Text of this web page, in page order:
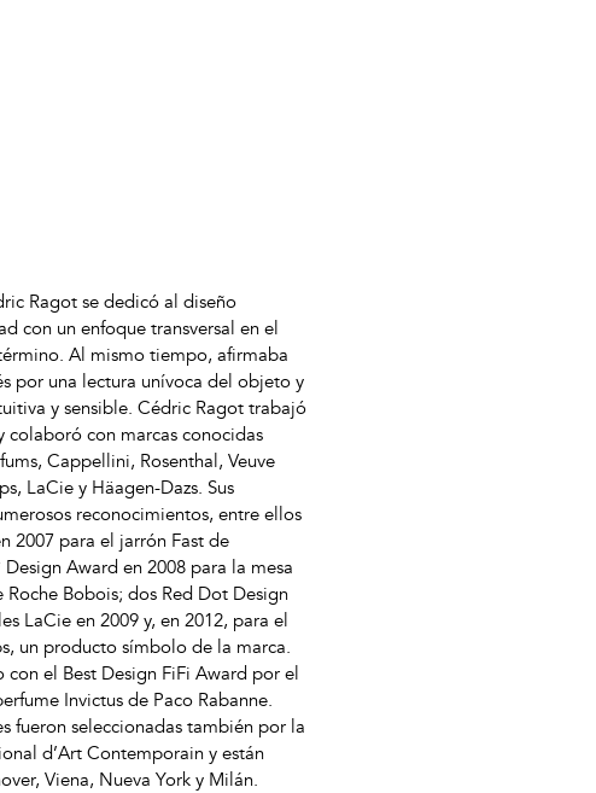
Ragot se dedicó al diseño
con un enfoque transversal en el
Al mismo tiempo, afirmaba
por una lectura unívoca del objeto y
y sensible. Cédric Ragot trabajó
colaboró con marcas conocidas
Cappellini, Rosenthal, Veuve
LaCie y Häagen-Dazs. Sus
reconocimientos, entre ellos
2007 para el jarrón Fast de
Award en 2008 para la mesa
Bobois; dos Red Dot Design
LaCie en 2009 y, en 2012, para el
un producto símbolo de la marca.
con el Best Design FiFi Award por el
Invictus de Paco Rabanne.
fueron seleccionadas también por la
d’Art Contemporain y están
Viena, Nueva York y Milán.